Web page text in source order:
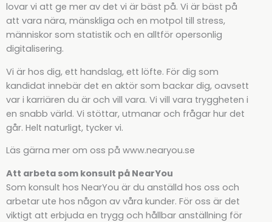
lovar vi att ge mer av det vi är bäst på. Vi är bäst på
att vara nära, mänskliga och en motpol till stress,
människor som statistik och en alltför opersonlig
digitalisering.
Vi är hos dig, ett handslag, ett löfte. För dig som
kandidat innebär det en aktör som backar dig, oavsett
var i karriären du är och vill vara. Vi vill vara tryggheten i
en snabb värld. Vi stöttar, utmanar och frågar hur det
går. Helt naturligt, tycker vi.
Läs gärna mer om oss på www.nearyou.se
Att arbeta som konsult på NearYou
Som konsult hos NearYou är du anställd hos oss och
arbetar ute hos någon av våra kunder. För oss är det
viktigt att erbjuda en trygg och hållbar anställning för